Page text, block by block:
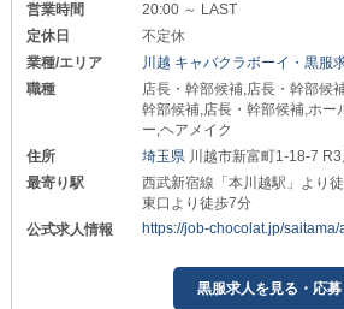
営業時間
20:00 ～ LAST
定休日
不定休
業種/エリア
川越 キャバクラボーイ・黒服
職種
店長・幹部候補,店長・幹部候
幹部候補,店長・幹部候補,ホー
ー,ヘアメイク
住所
埼玉県 川越市新富町1-18-7
最寄り駅
西武新宿線「本川越駅」より
東口より徒歩7分
公式求人情報
https://job-chocolat.jp/
黒服求人を見る・応募